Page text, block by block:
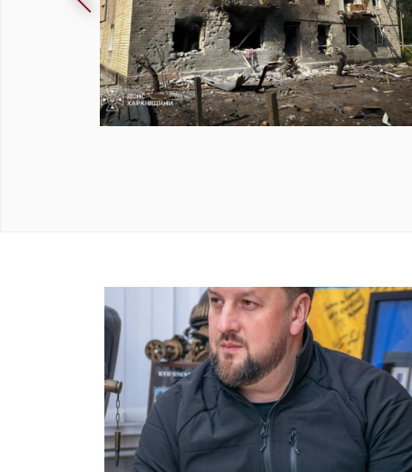
Росіяни вдарили ракетами по
Балаклії: є поранені
04 серпня, 2026 - 12:09